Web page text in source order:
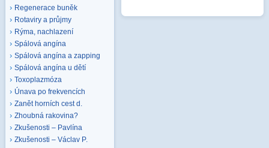
Regenerace buněk
Rotaviry a průjmy
Rýma, nachlazení
Spálová angína
Spálová angína a zapping
Spálová angína u dětí
Toxoplazmóza
Únava po frekvencích
Zanět horních cest d.
Zhoubná rakovina?
Zkušenosti – Pavlína
Zkušenosti – Václav P.